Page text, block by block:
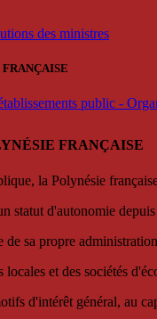
des ministres
public -
FRANÇAISE
la Polynésie
statut d'autonomie
de sa propre
et des sociétés
d'intérêt général, au